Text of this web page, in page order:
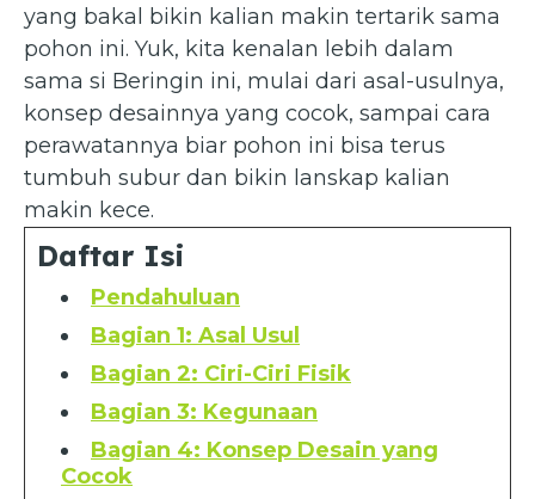
yang bakal bikin kalian makin tertarik sama
pohon ini. Yuk, kita kenalan lebih dalam
sama si Beringin ini, mulai dari asal-usulnya,
konsep desainnya yang cocok, sampai cara
perawatannya biar pohon ini bisa terus
tumbuh subur dan bikin lanskap kalian
makin kece.
Daftar Isi
Pendahuluan
Bagian 1: Asal Usul
Bagian 2: Ciri-Ciri Fisik
Bagian 3: Kegunaan
Bagian 4: Konsep Desain yang
Cocok